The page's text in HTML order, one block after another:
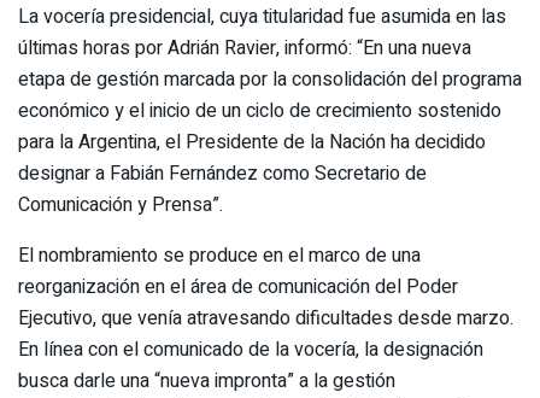
La vocería presidencial, cuya titularidad fue asumida en las
últimas horas por Adrián Ravier, informó: “En una nueva
etapa de gestión marcada por la consolidación del programa
económico y el inicio de un ciclo de crecimiento sostenido
para la Argentina, el Presidente de la Nación ha decidido
designar a Fabián Fernández como Secretario de
Comunicación y Prensa”.
El nombramiento se produce en el marco de una
reorganización en el área de comunicación del Poder
Ejecutivo, que venía atravesando dificultades desde marzo.
En línea con el comunicado de la vocería, la designación
busca darle una “nueva impronta” a la gestión